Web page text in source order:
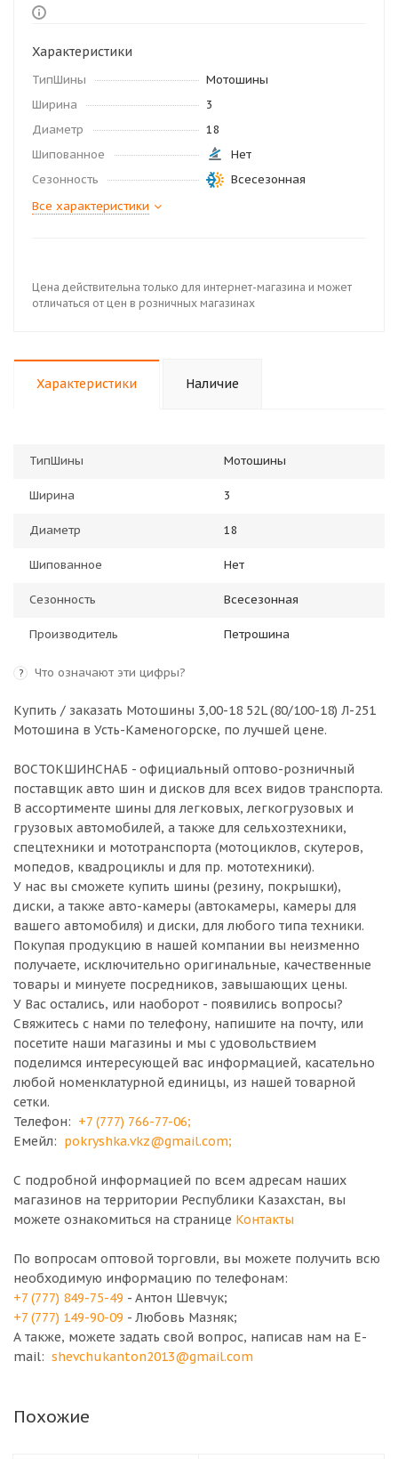
Характеристики
ТипШины
Мотошины
Ширина
3
Диаметр
18
Шипованное
Нет
Сезонность
Всесезонная
Все характеристики
Цена действительна только для интернет-магазина и может
отличаться от цен в розничных магазинах
Характеристики Наличие
ТипШины Мотошины
Ширина 3
Диаметр 18
Шипованное Нет
Сезонность Всесезонная
Производитель Петрошина
? Что означают эти цифры?
Купить / заказать Мотошины 3,00-18 52L (80/100-18) Л-251
Мотошина в Усть-Каменогорске, по лучшей цене.
ВОСТОКШИНСНАБ - официальный оптово-розничный
поставщик авто шин и дисков для всех видов транспорта.
В ассортименте шины для легковых, легкогрузовых и
грузовых автомобилей, а также для сельхозтехники,
спецтехники и мототранспорта (мотоциклов, скутеров,
мопедов, квадроциклы и для пр. мототехники).
У нас вы сможете купить шины (резину, покрышки),
диски, а также авто-камеры (автокамеры, камеры для
вашего автомобиля) и диски, для любого типа техники.
Покупая продукцию в нашей компании вы неизменно
получаете, исключительно оригинальные, качественные
товары и минуете посредников, завышающих цены.
У Вас остались, или наоборот - появились вопросы?
Свяжитесь с нами по телефону, напишите на почту, или
посетите наши магазины и мы с удовольствием
поделимся интересующей вас информацией, касательно
любой номенклатурной единицы, из нашей товарной
сетки.
Телефон: +7 (777) 766-77-06;
Емейл: pokryshka.vkz@gmail.com;
С подробной информацией по всем адресам наших
магазинов на территории Республики Казахстан, вы
можете ознакомиться на странице Контакты
По вопросам оптовой торговли, вы можете получить всю
необходимую информацию по телефонам:
+7 (777) 849-75-49 - Антон Шевчук;
+7 (777) 149-90-09 - Любовь Мазняк;
А также, можете задать свой вопрос, написав нам на E-
mail: shevchukanton2013@gmail.com
Похожие